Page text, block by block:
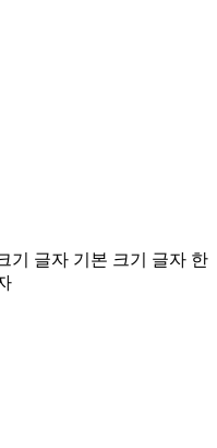
기 글자 기본 크기 글자 한